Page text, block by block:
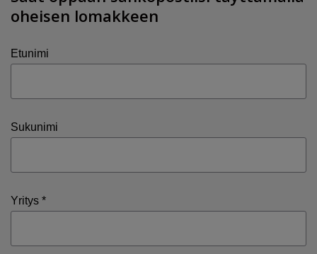
oheisen lomakkeen
Etunimi
Sukunimi
Yritys *